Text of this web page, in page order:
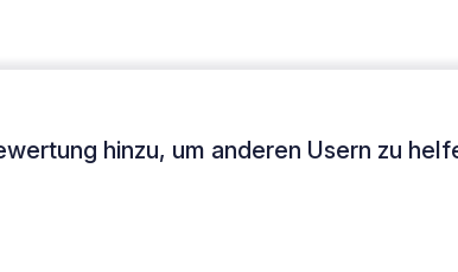
hinzu, um anderen Usern zu